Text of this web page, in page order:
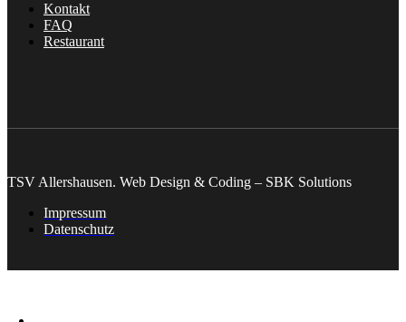
Kontakt
FAQ
Restaurant
TSV Allershausen. Web Design & Coding – SBK Solutions
Impressum
Datenschutz